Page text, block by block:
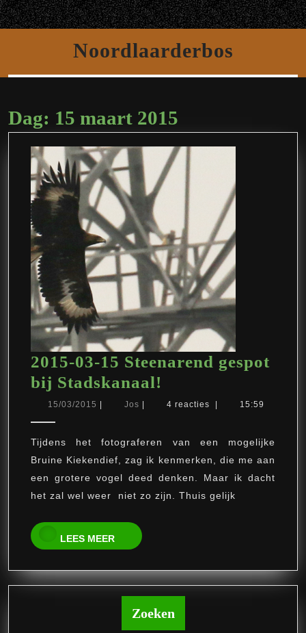
Ga
naar
Open
knop
Noordlaarderbos
Dag: 15 maart 2015
2015-03-15 Steenarend gespot
bij Stadskanaal!
03-
Steenarend
gespot
bij
Stadskanaal!
15/03/2015 15/03/2015
Jos Jos 4 reacties 15:59
Tijdens het fotograferen van een mogelijke
Bruine Kiekendief, zag ik kenmerken, die me aan
een grotere vogel deed denken. Maar ik dacht
het zal wel weer niet zo zijn. Thuis gelijk
LEES MEER
LEES
MEER
Zoeken